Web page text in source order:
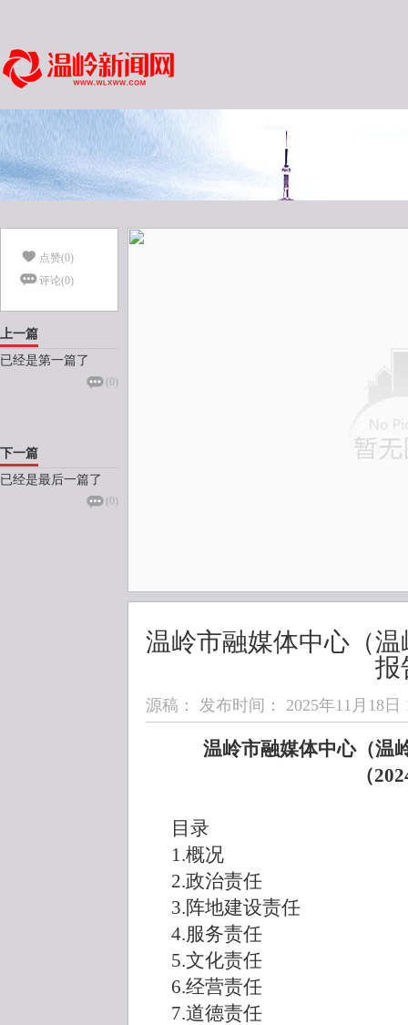
点赞(0)
评论(0)
上一篇
已经是第一篇了
(0)
下一篇
已经是最后一篇了
(0)
温岭市融媒体中心（
报
源稿： 发布时间： 2025年11月18日
温岭市融媒体中心（温
（
目录
1.概况
2.政治责任
3.阵地建设责任
4.服务责任
5.文化责任
6.经营责任
7.道德责任